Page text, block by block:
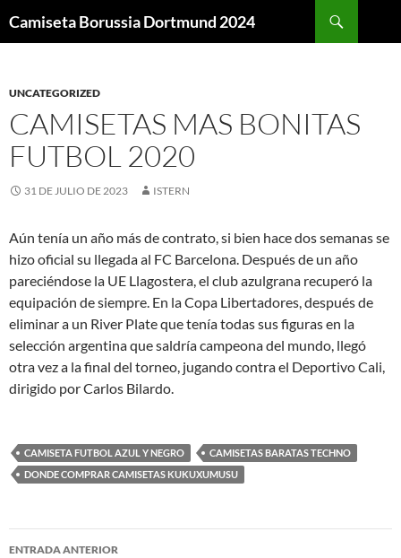
Camiseta Borussia Dortmund 2024
UNCATEGORIZED
CAMISETAS MAS BONITAS
FUTBOL 2020
31 DE JULIO DE 2023 ISTERN
Aún tenía un año más de contrato, si bien hace dos semanas se
hizo oficial su llegada al FC Barcelona. Después de un año
pareciéndose la UE Llagostera, el club azulgrana recuperó la
equipación de siempre. En la Copa Libertadores, después de
eliminar a un River Plate que tenía todas sus figuras en la
selección argentina que saldría campeona del mundo, llegó
otra vez a la final del torneo, jugando contra el Deportivo Cali,
dirigido por Carlos Bilardo.
CAMISETA FUTBOL AZUL Y NEGRO
CAMISETAS BARATAS TECHNO
DONDE COMPRAR CAMISETAS KUKUXUMUSU
Navegación
ENTRADA ANTERIOR